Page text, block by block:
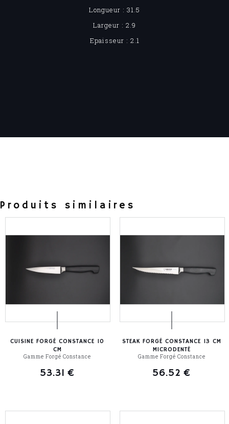
Longueur : 31.5
Largeur : 2.9
Epaisseur : 2.1
Produits similaires
CUISINE FORGÉ CONSTANCE 10
CM
Gamme Forgé Constance
53.31 €
STEAK FORGÉ CONSTANCE 13 CM
MICRODENTÉ
Gamme Forgé Constance
56.52 €